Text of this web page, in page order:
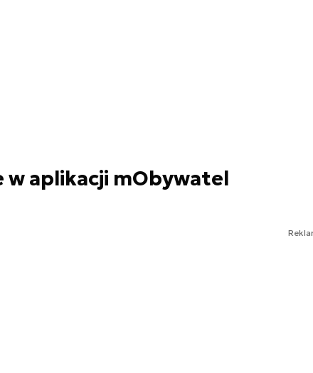
w aplikacji mObywatel